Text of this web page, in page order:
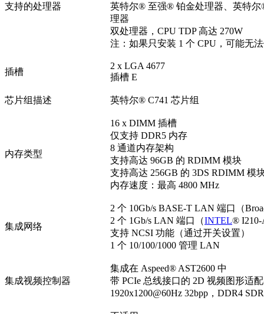
支持的处理器
英特尔® 至强® 铂金处理器、英特
理器
双处理器，CPU TDP 高达 270W
注：如果只安装 1 个 CPU，可能无
插槽
2 x LGA 4677
插槽 E
芯片组描述 英特尔® C741 芯片组
内存类型
16 x DIMM 插槽
仅支持 DDR5 内存
8 通道内存架构
支持高达 96GB 的 RDIMM 模块
支持高达 256GB 的 3DS RDIMM 模
内存速度：最高 4800 MHz
集成网络
2 个 10Gb/s BASE-T LAN 端口（
2 个 1Gb/s LAN 端口（INTEL® I210-
支持 NCSI 功能（通过开关设置）
1 个 10/100/1000 管理 LAN
集成视频控制器
集成在 Aspeed® AST2600 中
带 PCIe 总线接口的 2D 视频图形适
1920x1200@60Hz 32bpp，DDR4